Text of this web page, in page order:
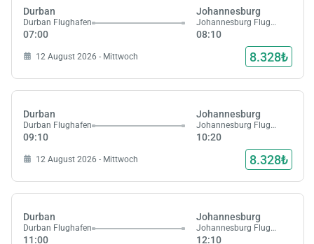
Durban
Durban Flughafen
07:00
Johannesburg
Johannesburg Flughafen
08:10
12 August 2026 - Mittwoch 8.328₺
Durban
Durban Flughafen
09:10
Johannesburg
Johannesburg Flughafen
10:20
12 August 2026 - Mittwoch 8.328₺
Durban
Durban Flughafen
11:00
Johannesburg
Johannesburg Flughafen
12:10